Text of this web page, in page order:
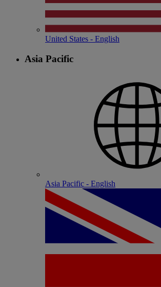
United States - English
Asia Pacific
Asia Pacific - English